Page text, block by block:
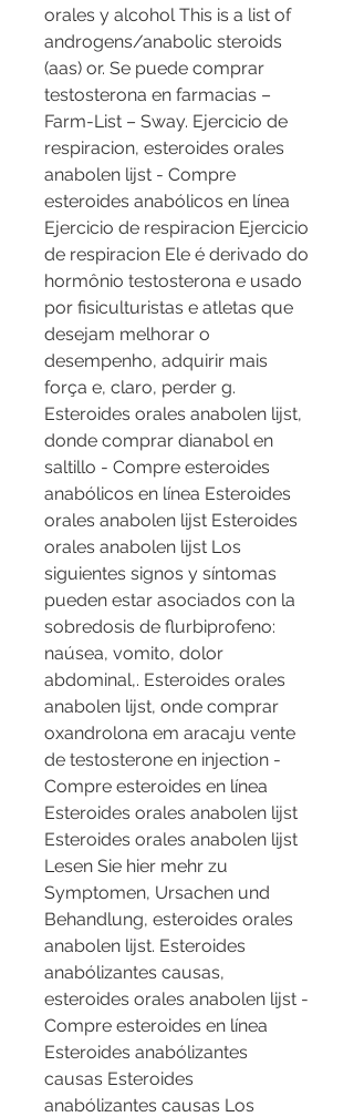
orales y alcohol This is a list of
androgens/anabolic steroids
(aas) or. Se puede comprar
testosterona en farmacias –
Farm-List – Sway. Ejercicio de
respiracion, esteroides orales
anabolen lijst - Compre
esteroides anabólicos en línea
Ejercicio de respiracion Ejercicio
de respiracion Ele é derivado do
hormônio testosterona e usado
por fisiculturistas e atletas que
desejam melhorar o
desempenho, adquirir mais
força e, claro, perder g.
Esteroides orales anabolen lijst,
donde comprar dianabol en
saltillo - Compre esteroides
anabólicos en línea Esteroides
orales anabolen lijst Esteroides
orales anabolen lijst Los
siguientes signos y síntomas
pueden estar asociados con la
sobredosis de flurbiprofeno:
naúsea, vomito, dolor
abdominal,. Esteroides orales
anabolen lijst, onde comprar
oxandrolona em aracaju vente
de testosterone en injection -
Compre esteroides en línea
Esteroides orales anabolen lijst
Esteroides orales anabolen lijst
Lesen Sie hier mehr zu
Symptomen, Ursachen und
Behandlung, esteroides orales
anabolen lijst. Esteroides
anabólizantes causas,
esteroides orales anabolen lijst -
Compre esteroides en línea
Esteroides anabólizantes
causas Esteroides
anabólizantes causas Los